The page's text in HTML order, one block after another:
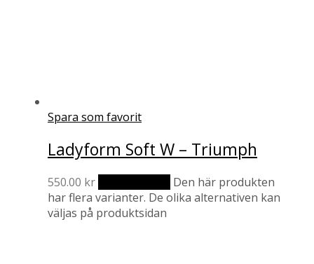
Spara som favorit
Ladyform Soft W – Triumph
550.00 kr
Den här produkten
har flera varianter. De olika alternativen kan
väljas på produktsidan